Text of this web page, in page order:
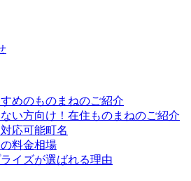
めのものまねのご紹介
い方向け！在住ものまねのご紹介
応可能町名
料金相場
イズが選ばれる理由